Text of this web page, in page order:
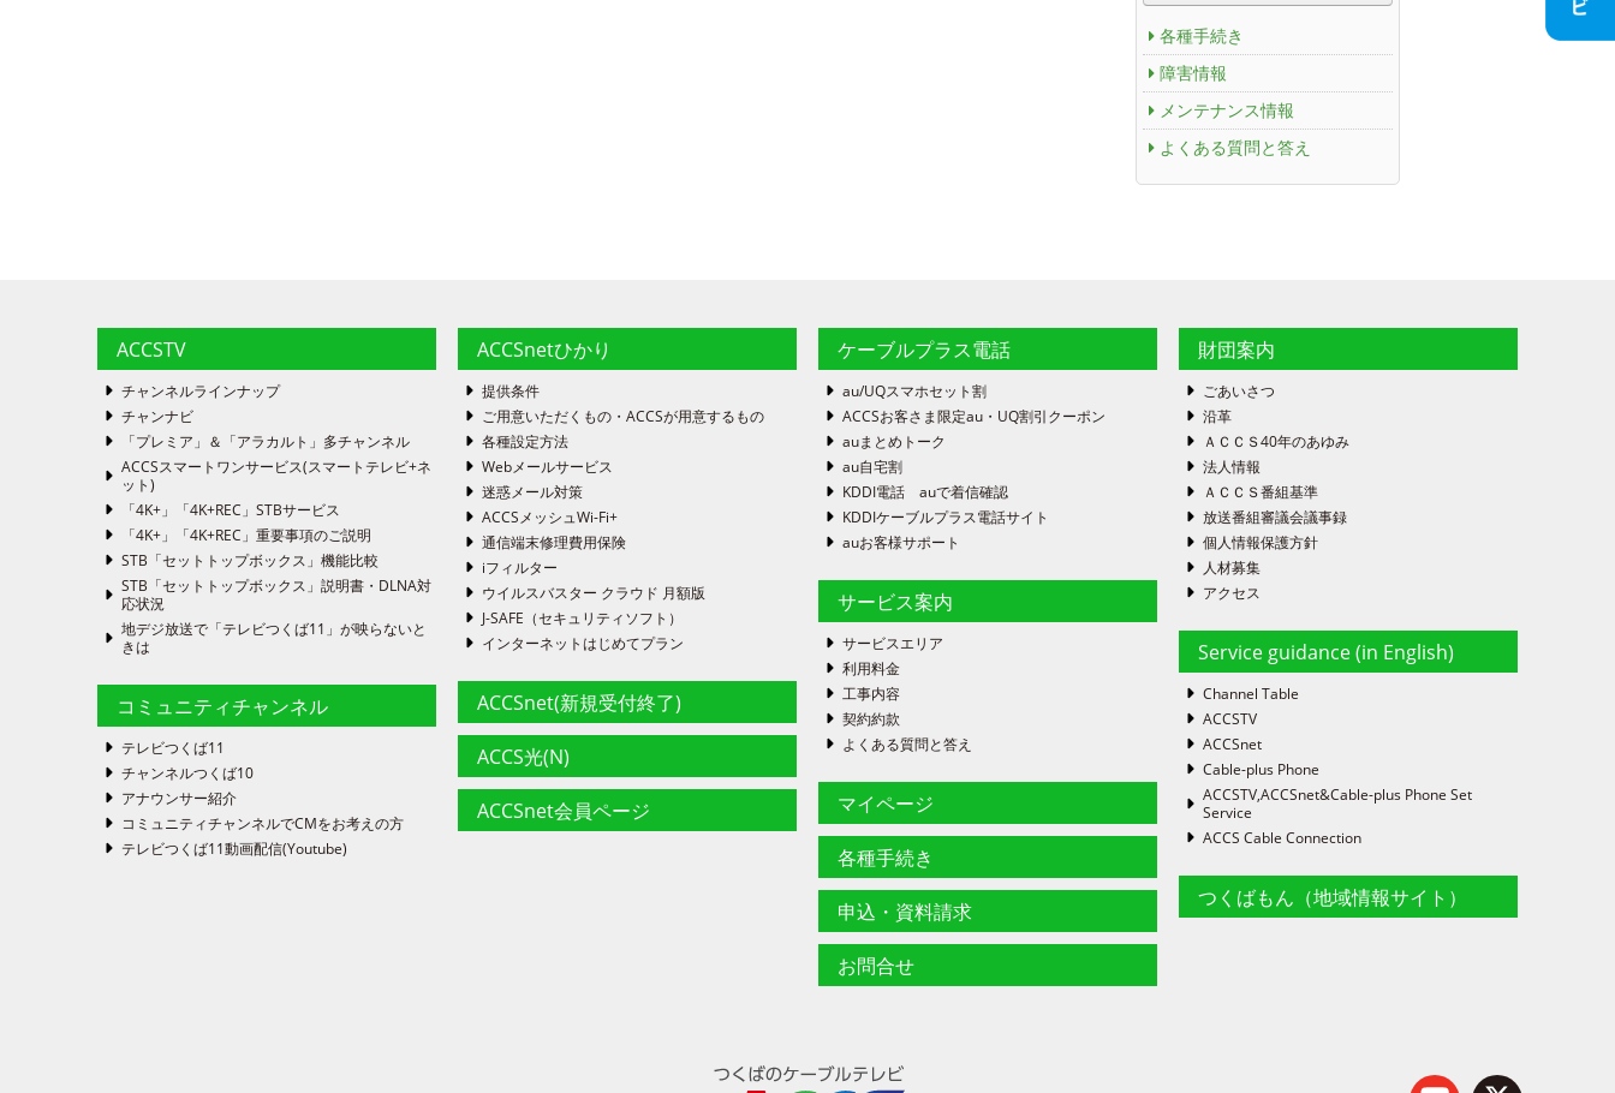
各種手続き
障害情報
メンテナンス情報
よくある質問と答え
ACCSTV
チャンネルラインナップ
チャンナビ
「プレミア」＆「アラカルト」多チャンネル
ACCSスマートワンサービス(スマートテレビ+ネ
ット)
「4K+」「4K+REC」STBサービス
「4K+」「4K+REC」重要事項のご説明
STB「セットトップボックス」機能比較
STB「セットトップボックス」説明書・DLNA対
応状況
地デジ放送で「テレビつくば11」が映らないと
きは
コミュニティチャンネル
テレビつくば11
チャンネルつくば10
アナウンサー紹介
コミュニティチャンネルでCMをお考えの方
テレビつくば11動画配信(Youtube)
ACCSnetひかり
提供条件
ご用意いただくもの・ACCSが用意するもの
各種設定方法
Webメールサービス
迷惑メール対策
ACCSメッシュWi-Fi+
通信端末修理費用保険
iフィルター
ウイルスバスター クラウド 月額版
J-SAFE（セキュリティソフト）
インターネットはじめてプラン
ACCSnet(新規受付終了)
ACCS光(N)
ACCSnet会員ページ
ケーブルプラス電話
au/UQスマホセット割
ACCSお客さま限定au・UQ割引クーポン
auまとめトーク
au自宅割
KDDI電話 auで着信確認
KDDIケーブルプラス電話サイト
auお客様サポート
サービス案内
サービスエリア
利用料金
工事内容
契約約款
よくある質問と答え
マイページ
各種手続き
申込・資料請求
お問合せ
財団案内
ごあいさつ
沿革
ＡＣＣＳ40年のあゆみ
法人情報
ＡＣＣＳ番組基準
放送番組審議会議事録
個人情報保護方針
人材募集
アクセス
Service guidance (in English)
Channel Table
ACCSTV
ACCSnet
Cable-plus Phone
ACCSTV,ACCSnet&Cable-plus Phone Set
Service
ACCS Cable Connection
つくばもん（地域情報サイト）